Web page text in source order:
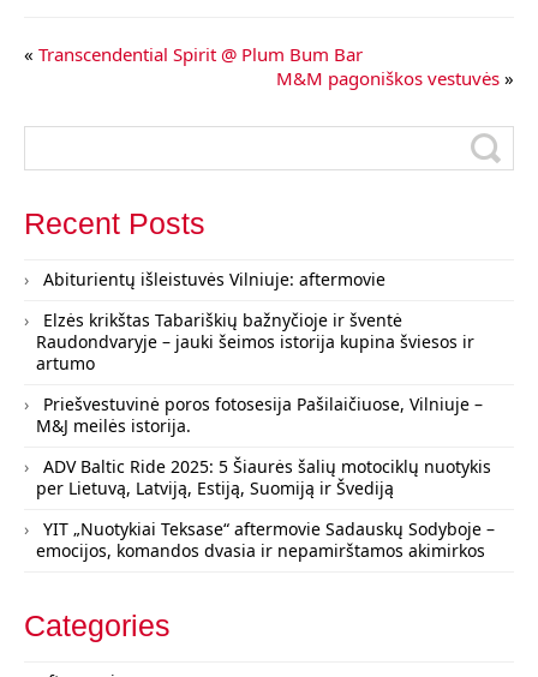
« Transcendential Spirit @ Plum Bum Bar
M&M pagoniškos vestuvės »
Recent Posts
Abiturientų išleistuvės Vilniuje: aftermovie
Elzės krikštas Tabariškių bažnyčioje ir šventė
Raudondvaryje – jauki šeimos istorija kupina šviesos ir
artumo
Priešvestuvinė poros fotosesija Pašilaičiuose, Vilniuje –
M&J meilės istorija.
ADV Baltic Ride 2025: 5 Šiaurės šalių motociklų nuotykis
per Lietuvą, Latviją, Estiją, Suomiją ir Švediją
YIT „Nuotykiai Teksase“ aftermovie Sadauskų Sodyboje –
emocijos, komandos dvasia ir nepamirštamos akimirkos
Categories